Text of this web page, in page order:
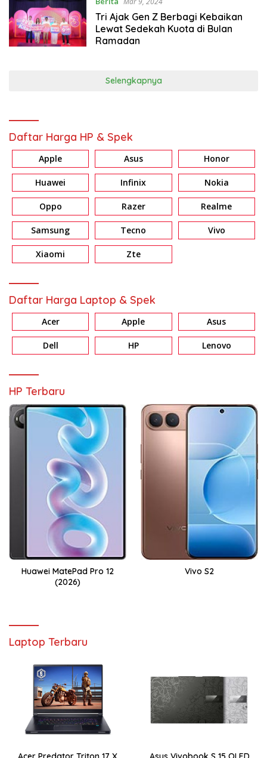
Tri Ajak Gen Z Berbagi Kebaikan
Lewat Sedekah Kuota di Bulan
Ramadan
Selengkapnya
Daftar Harga HP & Spek
Apple Asus Honor
Huawei Infinix Nokia
Oppo Razer Realme
Samsung Tecno Vivo
Xiaomi Zte
Daftar Harga Laptop & Spek
Acer Apple Asus
Dell HP Lenovo
HP Terbaru
Huawei MatePad Pro 12
(2026)
Vivo S2
Laptop Terbaru